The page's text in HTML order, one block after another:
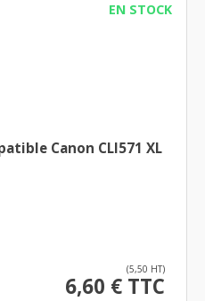
EN STOCK
Canon CLI571 XL
(5,50 HT)
6,60 € TTC